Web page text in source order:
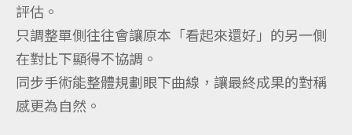
評估。
只調整單側往往會讓原本「看起來還好」的另一側
在對比下顯得不協調。
同步手術能整體規劃眼下曲線，讓最終成果的對稱
感更為自然。